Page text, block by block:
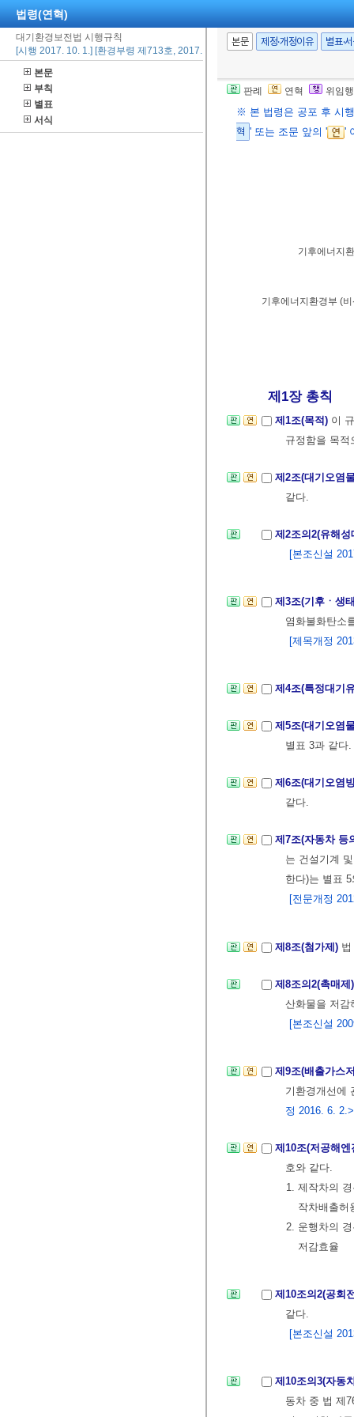
법령(연혁)
대기환경보전법 시행규칙
[시행 2017. 10. 1.] [환경부령 제713호, 2017. 9. 28., 일부개정]
본문
부칙
별표
서식
본문 제정·개정이유 별표·
판례 연혁 위임
※ 본 법령은 공포 후 시
혁 ' 또는 조문 앞의 ' '
기후에너지
기후에너지환경부 (
제1장 총칙
제1조(목적) 이
규정함을 목적
제2조(대기오염
같다.
제2조의2(유해
[본조신설
제3조(기후ㆍ생
염화불화탄소
[제목개정
제4조(특정대기
제5조(대기오염
별표 3과 같다.
제6조(대기오염
같다.
제7조(자동차 등
는 건설기계
한다)는 별표
[전문개정
제8조(첨가제)
제8조의2(촉매
산화물을 저감
[본조신설
제9조(배출가스
기환경개선에
정 2016. 6. 2.>
제10조(저공해
호와 같다.
1. 제작차의
작차배출허
2. 운행차의
저감효율
제10조의2(공회
같다.
[본조신설
제10조의3(자동
동차 중 법 제